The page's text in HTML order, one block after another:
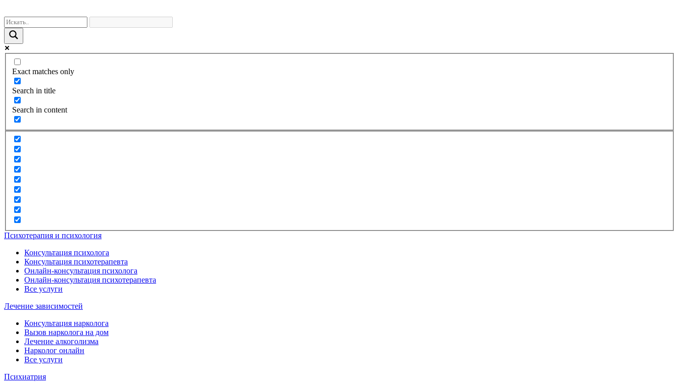
Exact matches only
Search in title
Search in content
Психотерапия и психология
Консультация психолога
Консультация психотерапевта
Онлайн-консультация психолога
Онлайн-консультация психотерапевта
Все услуги
Лечение зависимостей
Консультация нарколога
Вызов нарколога на дом
Лечение алкоголизма
Нарколог онлайн
Все услуги
Психиатрия